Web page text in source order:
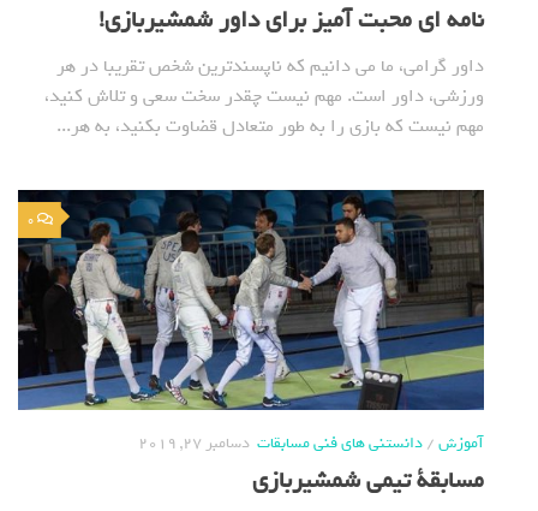
نامه ای محبت آمیز برای داور شمشیربازی!
داور گرامی، ما می دانیم که ناپسندترین شخص تقریبا در هر
ورزشی، داور است. مهم نیست چقدر سخت سعی و تلاش کنید،
مهم نیست که بازی را به طور متعادل قضاوت بکنید، به هر...
0
آموزش/دانستنی های فنی مسابقات دسامبر 27, 2019
مسابقة تیمی شمشیربازی